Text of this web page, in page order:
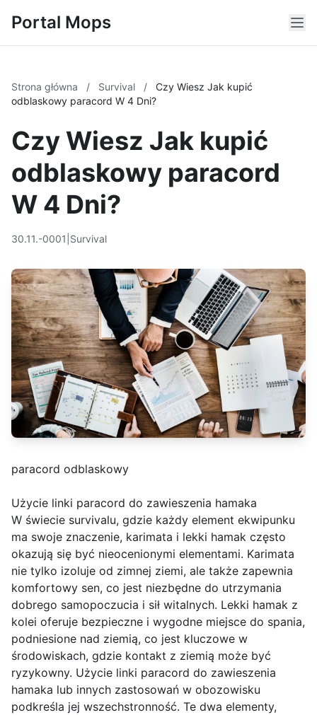
Portal Mops
Strona główna / Survival /
Czy Wiesz Jak kupić
odblaskowy paracord W 4 Dni?
Czy Wiesz Jak kupić
odblaskowy paracord
W 4 Dni?
30.11.-0001 Survival
paracord odblaskowy
Użycie linki paracord do zawieszenia hamaka
W świecie survivalu, gdzie każdy element ekwipunku
ma swoje znaczenie, karimata i lekki hamak często
okazują się być nieocenionymi elementami. Karimata
nie tylko izoluje od zimnej ziemi, ale także zapewnia
komfortowy sen, co jest niezbędne do utrzymania
dobrego samopoczucia i sił witalnych. Lekki hamak z
kolei oferuje bezpieczne i wygodne miejsce do spania,
podniesione nad ziemią, co jest kluczowe w
środowiskach, gdzie kontakt z ziemią może być
ryzykowny. Użycie linki paracord do zawieszenia
hamaka lub innych zastosowań w obozowisku
podkreśla jej wszechstronność. Te dwa elementy,